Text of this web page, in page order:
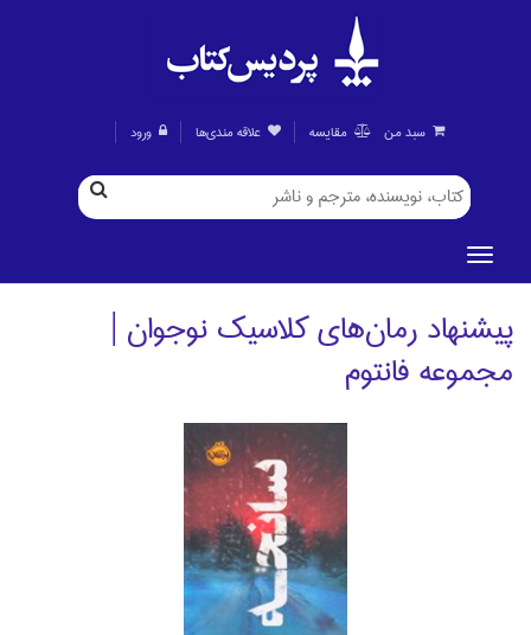
ورود علاقه مندی‌ها مقايسه سبد من
پیشنهاد رمان‌هاي کلاسيک نوجوان |
مجموعه فانتوم